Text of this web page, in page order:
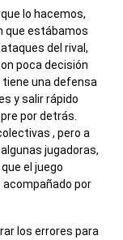
lo hacemos,
que estábamos
del rival,
poca decisión
tiene una defensa
y salir rápido
por detrás.
, pero a
jugadoras,
el juego
por
los errores para